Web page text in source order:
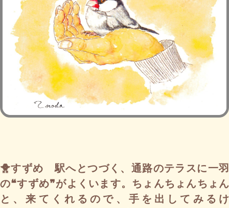
🐥すずめ 駅へとつづく、通路のテラスに一羽
の❝すずめ❞がよくいます。ちょんちょんちょん
と、来てくれるので、手を出してみるけ